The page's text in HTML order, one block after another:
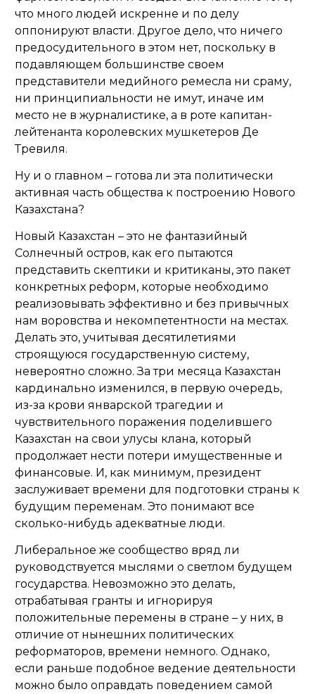
что много людей искренне и по делу
оппонируют власти. Другое дело, что ничего
предосудительного в этом нет, поскольку в
подавляющем большинстве своем
представители медийного ремесла ни сраму,
ни принципиальности не имут, иначе им
место не в журналистике, а в роте капитан-
лейтенанта королевских мушкетеров Де
Тревиля.
Ну и о главном – готова ли эта политически
активная часть общества к построению Нового
Казахстана?
Новый Казахстан – это не фантазийный
Солнечный остров, как его пытаются
представить скептики и критиканы, это пакет
конкретных реформ, которые необходимо
реализовывать эффективно и без привычных
нам воровства и некомпетентности на местах.
Делать это, учитывая десятилетиями
строящуюся государственную систему,
невероятно сложно. За три месяца Казахстан
кардинально изменился, в первую очередь,
из-за крови январской трагедии и
чувствительного поражения поделившего
Казахстан на свои улусы клана, который
продолжает нести потери имущественные и
финансовые. И, как минимум, президент
заслуживает времени для подготовки страны к
будущим переменам. Это понимают все
сколько-нибудь адекватные люди.
Либеральное же сообщество вряд ли
руководствуется мыслями о светлом будущем
государства. Невозможно это делать,
отрабатывая гранты и игнорируя
положительные перемены в стране – у них, в
отличие от нынешних политических
реформаторов, времени немного. Однако,
если раньше подобное ведение деятельности
можно было оправдать поведением самой